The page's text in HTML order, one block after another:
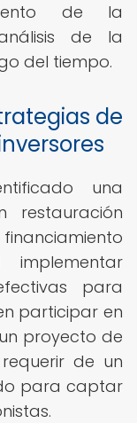
de la
de la
del tiempo.
de
una
restauración
implementar
para
participar en
proyecto de
de un
para captar